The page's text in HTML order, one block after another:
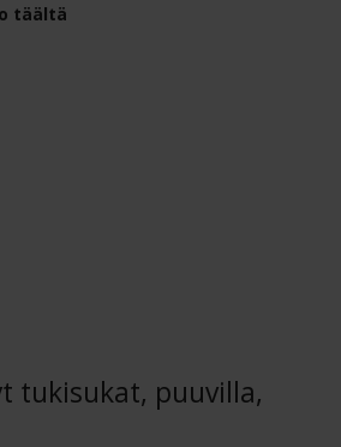
täältä
tukisukat, puuvilla,